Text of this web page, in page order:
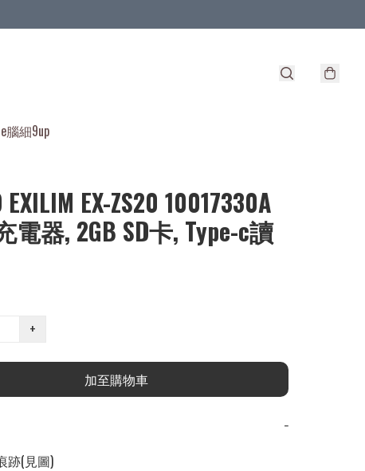
腦細9up
EXILIM EX-ZS20 10017330A
電器, 2GB SD卡, Type-c讀
+
加至購物車
−
跡(見圖)